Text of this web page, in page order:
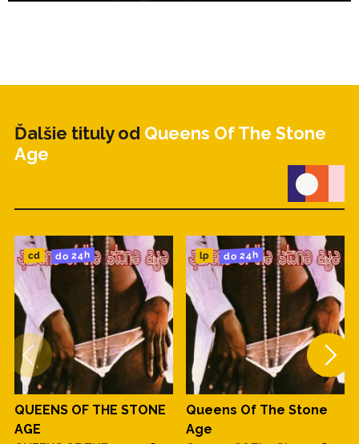
Ďalšie tituly od Queens Of The Stone
Age
cd do 24h
QUEENS OF THE STONE
AGE
lp do 24h
Queens Of The Stone
Age